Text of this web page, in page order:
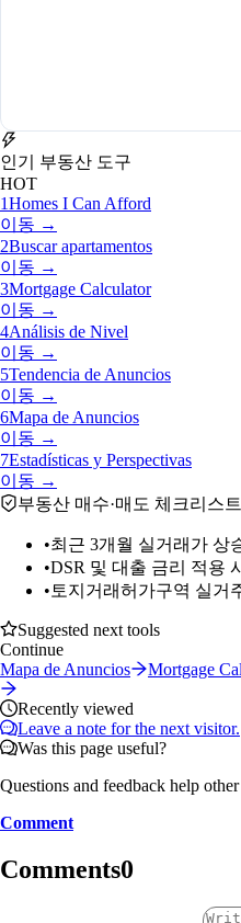
인기 부동산 도구
HOT
1Homes I Can Afford
이동 →
2Buscar apartamentos
이동 →
3Mortgage Calculator
이동 →
4Análisis de Nivel
이동 →
5Tendencia de Anuncios
이동 →
6Mapa de Anuncios
이동 →
7Estadísticas y Perspectivas
이동 →
부동산 매수·매도 체크리스트
•최근 3개월 실거래가 상
•DSR 및 대출 금리 적용
• 토지거래허가구역 실거
Suggested next tools
Continue
Mapa de Anuncios
Mortgage
Recently viewed
Leave a note for the next visitor.
Was this page useful?
Questions and feedback help
Comment
Comments0